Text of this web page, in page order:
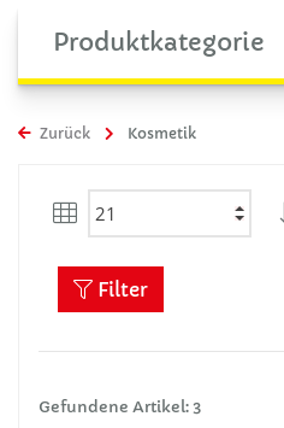
Produktkategorie
Zurück Kosmetik
Gefundene Artikel: 3
Filter